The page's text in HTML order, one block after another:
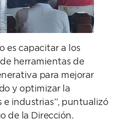
es capacitar a los
herramientas de
para mejorar
y optimizar la
e industrias”, puntualizó
de la Dirección.